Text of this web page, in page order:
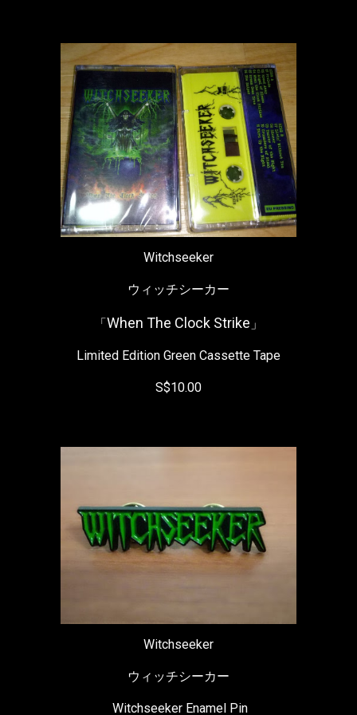
Witchseeker
ウィッチシーカー
「 When The Clock Strike 」
Limited Edition Green Cassette Tape
S$10.00
Witchseeker
ウィッチシーカー
Witchseeker Enamel Pin